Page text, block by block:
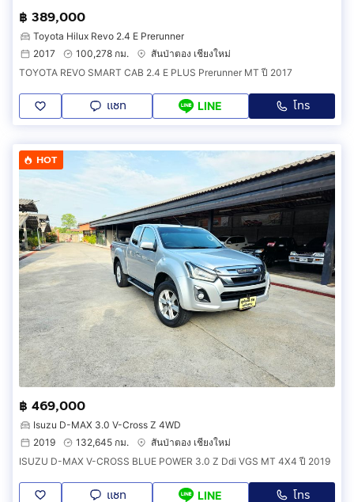
฿ 389,000
Toyota Hilux Revo 2.4 E Prerunner
2017
100,278 กม.
สันป่าตอง เชียงใหม่
TOYOTA REVO SMART CAB 2.4 E PLUS Prerunner MT ปี 2017
แชท LINE โทร
HOT
฿ 469,000
Isuzu D-MAX 3.0 V-Cross Z 4WD
2019
132,645 กม.
สันป่าตอง เชียงใหม่
ISUZU D-MAX V-CROSS BLUE POWER 3.0 Z Ddi VGS MT 4X4 ปี 2019
แชท LINE โทร